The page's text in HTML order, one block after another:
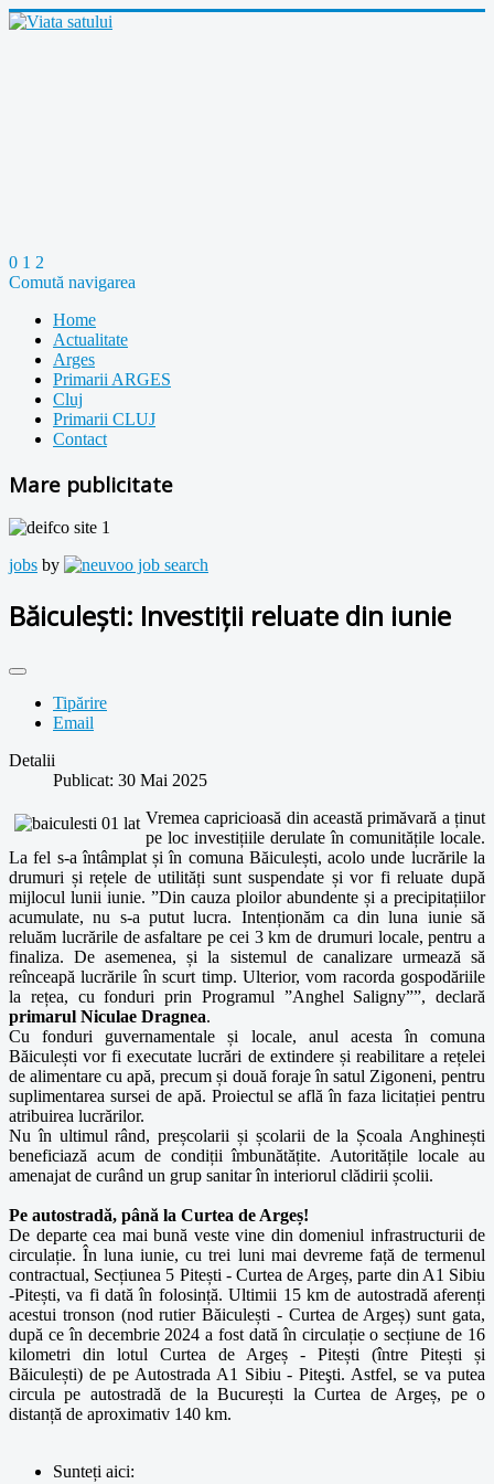
0 1 2
Comută navigarea
Home
Actualitate
Arges
Primarii ARGES
Cluj
Primarii CLUJ
Contact
Mare publicitate
jobs by
Băiculești: Investiții reluate din iunie
Tipărire
Email
Detalii
Publicat: 30 Mai 2025
Vremea capricioasă din această primăvară a ținut
pe loc investițiile derulate în comunitățile locale.
La fel s-a întâmplat și în comuna Băiculești, acolo unde lucrările la
drumuri și rețele de utilități sunt suspendate și vor fi reluate după
mijlocul lunii iunie. ”Din cauza ploilor abundente și a precipitațiilor
acumulate, nu s-a putut lucra. Intenționăm ca din luna iunie să
reluăm lucrările de asfaltare pe cei 3 km de drumuri locale, pentru a
finaliza. De asemenea, și la sistemul de canalizare urmează să
reînceapă lucrările în scurt timp. Ulterior, vom racorda gospodăriile
la rețea, cu fonduri prin Programul ”Anghel Saligny””, declară
primarul Niculae Dragnea.
Cu fonduri guvernamentale și locale, anul acesta în comuna
Băiculești vor fi executate lucrări de extindere și reabilitare a rețelei
de alimentare cu apă, precum și două foraje în satul Zigoneni, pentru
suplimentarea sursei de apă. Proiectul se află în faza licitației pentru
atribuirea lucrărilor.
Nu în ultimul rând, preșcolarii și școlarii de la Școala Anghinești
beneficiază acum de condiții îmbunătățite. Autoritățile locale au
amenajat de curând un grup sanitar în interiorul clădirii școlii.
Pe autostradă, până la Curtea de Argeș!
De departe cea mai bună veste vine din domeniul infrastructurii de
circulație. În luna iunie, cu trei luni mai devreme față de termenul
contractual, Secțiunea 5 Pitești - Curtea de Argeș, parte din A1 Sibiu
-Pitești, va fi dată în folosință. Ultimii 15 km de autostradă aferenți
acestui tronson (nod rutier Băiculești - Curtea de Argeș) sunt gata,
după ce în decembrie 2024 a fost dată în circulație o secțiune de 16
kilometri din lotul Curtea de Argeș - Pitești (între Pitești și
Băiculești) de pe Autostrada A1 Sibiu - Piteşti. Astfel, se va putea
circula pe autostradă de la București la Curtea de Argeș, pe o
distanță de aproximativ 140 km.
Sunteți aici: